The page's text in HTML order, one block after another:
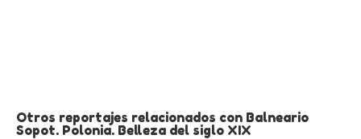
Otros reportajes relacionados con Balneario
Sopot. Polonia. Belleza del siglo XIX